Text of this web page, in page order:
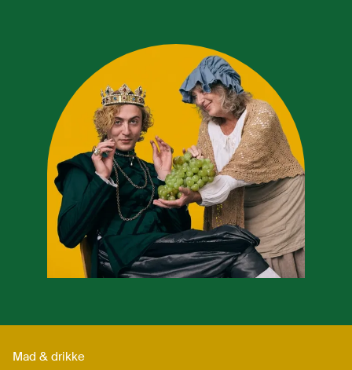
Mad & drikke